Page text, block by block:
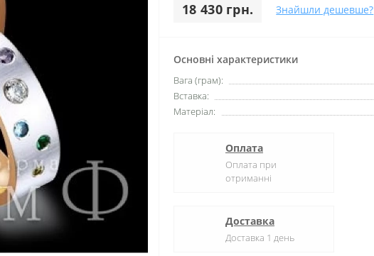
18 430 грн. Знайшли дешевше?
Основні характеристики
Вага (грам):
Вставка:
Матеріал:
Оплата
Оплата при
отриманні
Доставка
Доставка 1 день